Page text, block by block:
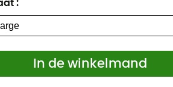
:
In de winkelmand